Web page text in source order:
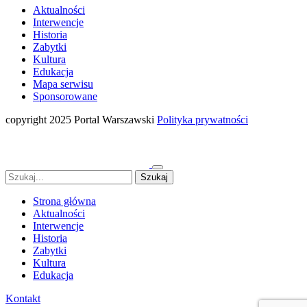
Aktualności
Interwencje
Historia
Zabytki
Kultura
Edukacja
Mapa serwisu
Sponsorowane
copyright 2025 Portal Warszawski Polityka prywatności
Strona główna
Aktualności
Interwencje
Historia
Zabytki
Kultura
Edukacja
Kontakt